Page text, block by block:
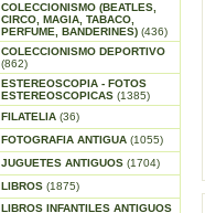
COLECCIONISMO (BEATLES,
CIRCO, MAGIA, TABACO,
PERFUME, BANDERINES) (436)
COLECCIONISMO DEPORTIVO
(862)
ESTEREOSCOPIA - FOTOS
ESTEREOSCOPICAS (1385)
FILATELIA (36)
FOTOGRAFIA ANTIGUA (1055)
JUGUETES ANTIGUOS (1704)
LIBROS (1875)
LIBROS INFANTILES ANTIGUOS